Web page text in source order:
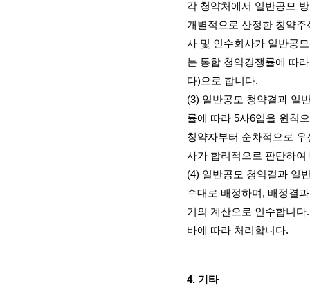
각 청약처에서 일반공모
개별적으로 산정한 청약주
사 및 인수회사가 일반공
눈 통합 청약경쟁률에 따
다)으로 합니다.
(3) 일반공모 청약결과 일
률에 따라 5사6입을 원칙
청약자부터 순차적으로 우
사가 합리적으로 판단하여
(4) 일반공모 청약결과 일
수대로 배정하며 , 배정결
기의 계산으로 인수합니다
바에 따라 처리합니다.
4. 기타